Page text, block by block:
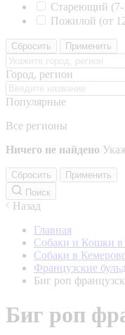
Стареющий (7-
Пожилой (от
Сбросить Применить
Город, регион
Популярные
Все регионы
Ничего не найдено
Сбросить
Применить
Поиск
Назад
Главная
Собаки и Кошки в
Собаки в
Французские
Биг роп
Биг роп